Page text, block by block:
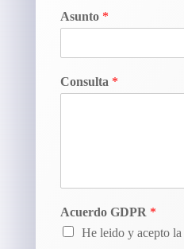
Asunto *
Consulta *
Acuerdo GDPR *
He leido y acepto la